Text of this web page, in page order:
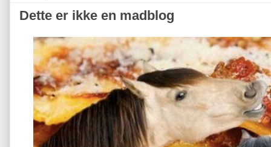
Dette er ikke en madblog